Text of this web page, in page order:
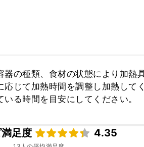
の種類、食材の状態により加熱
じて加熱時間を調整し加熱して
る時間を目安にしてください。
足度
4.35